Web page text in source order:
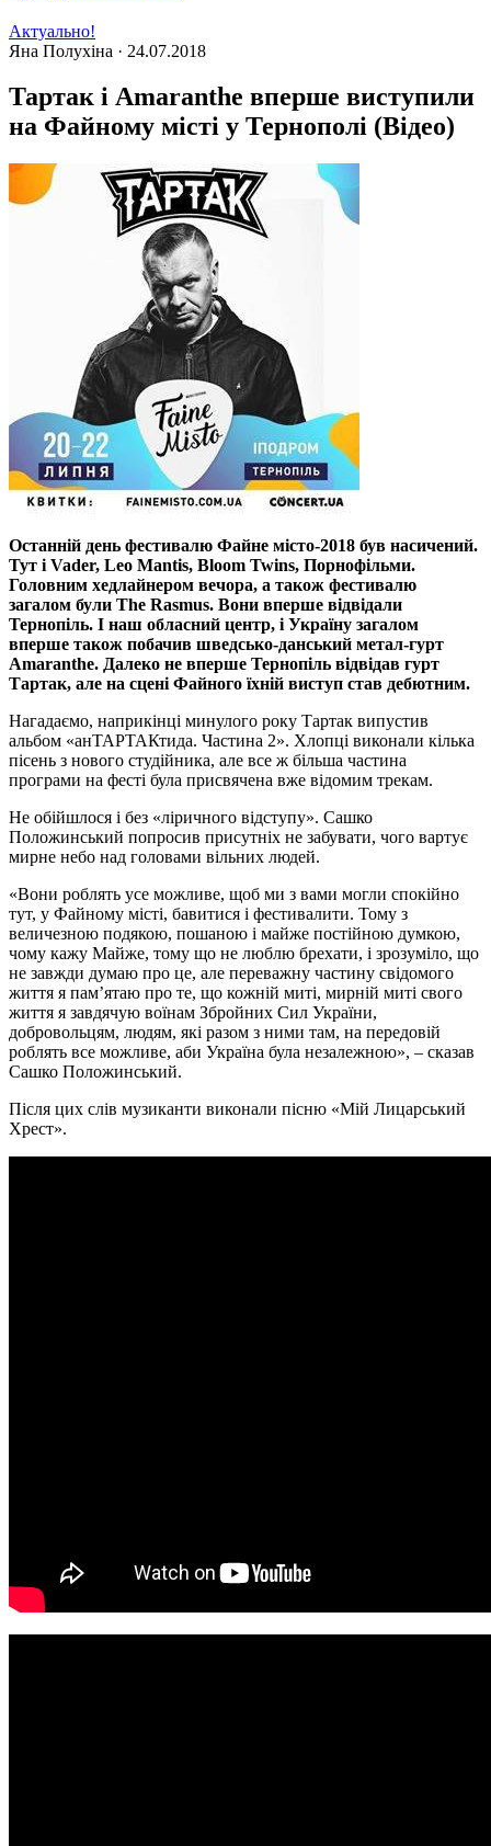
Актуально!
Яна Полухіна · 24.07.2018
Тартак і Amaranthe вперше виступили
на Файному місті у Тернополі (Відео)
Останній день фестивалю Файне місто-2018 був насичений.
Тут і Vader, Leo Mantis, Bloom Twins, Порнофільми.
Головним хедлайнером вечора, а також фестивалю
загалом були The Rasmus. Вони вперше відвідали
Тернопіль. І наш обласний центр, і Україну загалом
вперше також побачив шведсько-данський метал-гурт
Amaranthe. Далеко не вперше Тернопіль відвідав гурт
Тартак, але на сцені Файного їхній виступ став дебютним.
Нагадаємо, наприкінці минулого року Тартак випустив
альбом «анТАРТАКтида. Частина 2». Хлопці виконали кілька
пісень з нового студійника, але все ж більша частина
програми на фесті була присвячена вже відомим трекам.
Не обійшлося і без «ліричного відступу». Сашко
Положинський попросив присутніх не забувати, чого вартує
мирне небо над головами вільних людей.
«Вони роблять усе можливе, щоб ми з вами могли спокійно
тут, у Файному місті, бавитися і фестивалити. Тому з
величезною подякою, пошаною і майже постійною думкою,
чому кажу Майже, тому що не люблю брехати, і зрозуміло, що
не завжди думаю про це, але переважну частину свідомого
життя я пам’ятаю про те, що кожній миті, мирній миті свого
життя я завдячую воїнам Збройних Сил України,
добровольцям, людям, які разом з ними там, на передовій
роблять все можливе, аби Україна була незалежною», – сказав
Сашко Положинський.
Після цих слів музиканти виконали пісню «Мій Лицарський
Хрест».